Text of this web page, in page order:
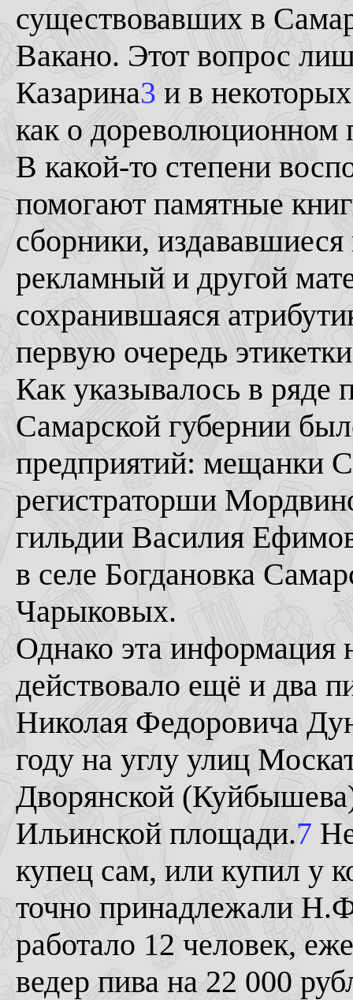
существовавших в
Вакано. Этот вопрос
Казарина3 и в
как о дореволюционном
В какой-то степени
помогают памятные
сборники,
рекламный и другой
сохранившаяся
первую очередь
Как указывалось в ряде
Самарской губернии
предприятий: мещанки
регистраторши
гильдии Василия
в селе Богдановка
Чарыковых.
Однако эта информация
действовало ещё и два
Николая Федоровича
году на углу улиц
Дворянской
Ильинской площади.7
купец сам, или купил у
точно принадлежали
работало 12 человек,
ведер пива на 22 000